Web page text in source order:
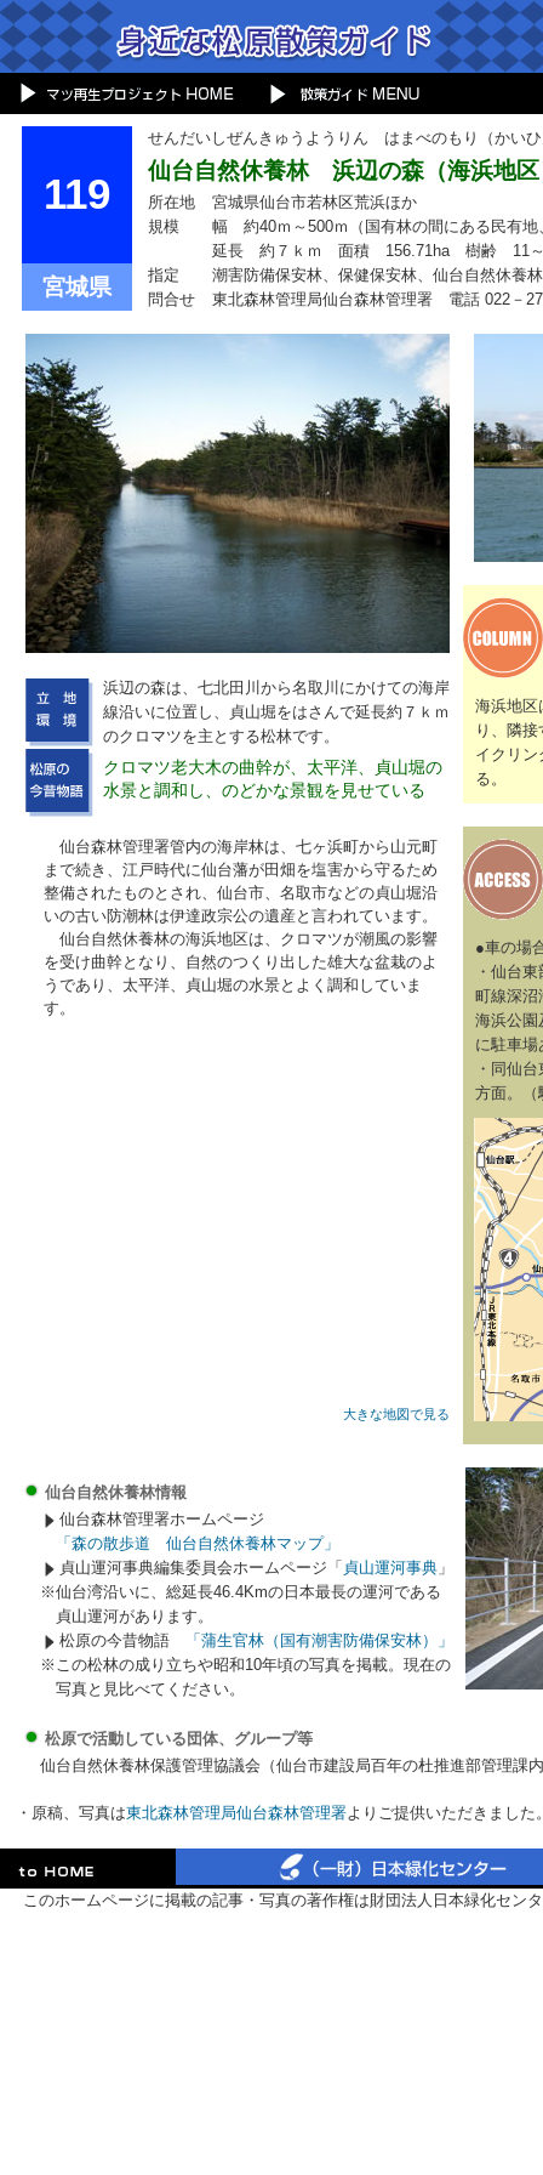
119
せんだいしぜんきゅうようりん はまべのもり（かい
仙台自然休養林 浜辺の森（海浜地区
所在地
宮城県仙台市若林区荒浜ほか
規模
幅 約40ｍ～500ｍ（国有林の間にある民有地
延長 約７ｋｍ 面積 156.71ha 樹齢 11～
宮城県 指定
潮害防備保安林、保健保安林、仙台自然休養
問合せ
東北森林管理局仙台森林管理署 電話 022－
浜辺の森は、七北田川から名取川にかけての海岸
線沿いに位置し、貞山堀をはさんで延長約７ｋｍ
のクロマツを主とする松林です。
クロマツ老大木の曲幹が、太平洋、貞山堀の
水景と調和し、のどかな景観を見せている
仙台森林管理署管内の海岸林は、七ヶ浜町から山元町
まで続き、江戸時代に仙台藩が田畑を塩害から守るため
整備されたものとされ、仙台市、名取市などの貞山堀沿
いの古い防潮林は伊達政宗公の遺産と言われています。
仙台自然休養林の海浜地区は、クロマツが潮風の影響
を受け曲幹となり、自然のつくり出した雄大な盆栽のよ
うであり、太平洋、貞山堀の水景とよく調和していま
す。
大きな地図で見る
海浜地区
り、隣
イクリ
る。
●車の場
・仙台
町線深沼
海浜公園
に駐車場
・同仙
方面。（
仙台自然休養林情報
仙台森林管理署ホームページ
「森の散歩道 仙台自然休養林マップ」
貞山運河事典編集委員会ホームページ「 貞山運河事典 」
※仙台湾沿いに、総延長46.4Kmの日本最長の運河である
貞山運河があります。
松原の今昔物語
「蒲生官林（国有潮害防備保安林）」
※この松林の成り立ちや昭和10年頃の写真を掲載。現在の
写真と見比べてください。
松原で活動している団体、グループ等
仙台自然休養林保護管理協議会（仙台市建設局百年の杜推進部管理課
・原稿、写真は東北森林管理局仙台森林管理署よりご提供いただきまし
このホームページに掲載の記事・写真の著作権は財団法人日本緑化セン